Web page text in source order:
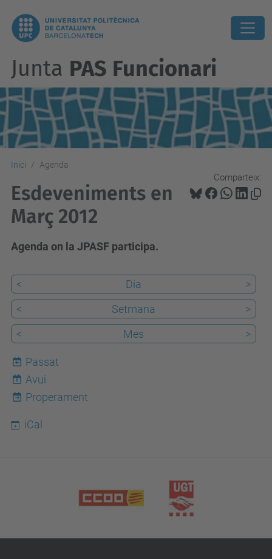
Junta PAS Funcionari
Inici Agenda
Comparteix:
Esdeveniments en
Març 2012
Agenda on la JPASF participa.
< Dia
>
<
Setmana
>
<
Mes >
Passat
8
Avui
Properament
iCal